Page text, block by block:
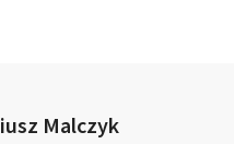
Malczyk